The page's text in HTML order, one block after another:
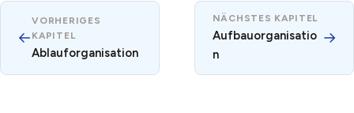
←
VORHERIGES
KAPITEL
Ablauforganisation
NÄCHSTES KAPITEL
Aufbauorganisatio
n
→